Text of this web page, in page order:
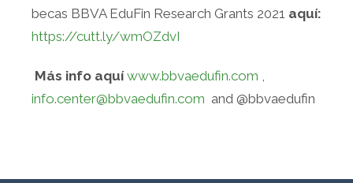
becas BBVA EduFin Research Grants 2021 aquí:
https://cutt.ly/wmOZdvI
Más info aquí www.bbvaedufin.com ,
info.center@bbvaedufin.com and @bbvaedufin